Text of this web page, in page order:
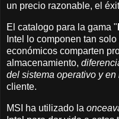
un precio razonable, el
El catalogo para la gama "
Intel lo componen tan solo
económicos comparten
almacenamiento,
del sistema operativo y
cliente.
MSI ha utilizado la